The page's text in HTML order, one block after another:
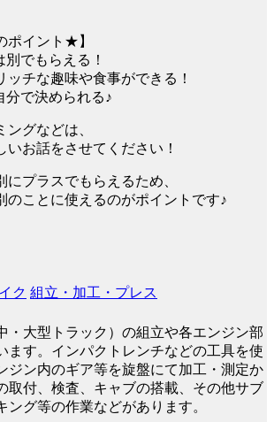
ポイント★】
でもらえる！
チな趣味や食事ができる！
で決められる♪
ングなどは、
いお話をさせてください！
にプラスでもらえるため、
のことに使えるのがポイントです♪
ク 組立・加工・プレス
・大型トラック）の組立や各エンジン部
ます。インパクトレンチなどの工具を使
ジン内のギア等を旋盤にて加工・測定か
取付、検査、キャブの搭載、その他サブ
ング等の作業などがあります。